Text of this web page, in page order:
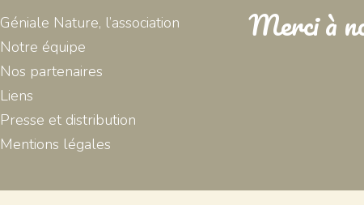
Géniale Nature, l’association
Notre équipe
Nos partenaires
Liens
Presse et distribution
Mentions légales
Merci à